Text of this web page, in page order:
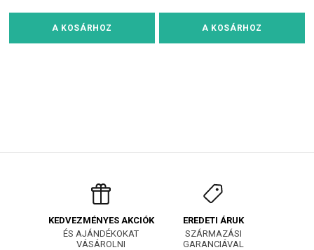
A KOSÁRHOZ A KOSÁRHOZ
KEDVEZMÉNYES AKCIÓK
ÉS AJÁNDÉKOKAT
VÁSÁROLNI
EREDETI ÁRUK
SZÁRMAZÁSI
GARANCIÁVAL